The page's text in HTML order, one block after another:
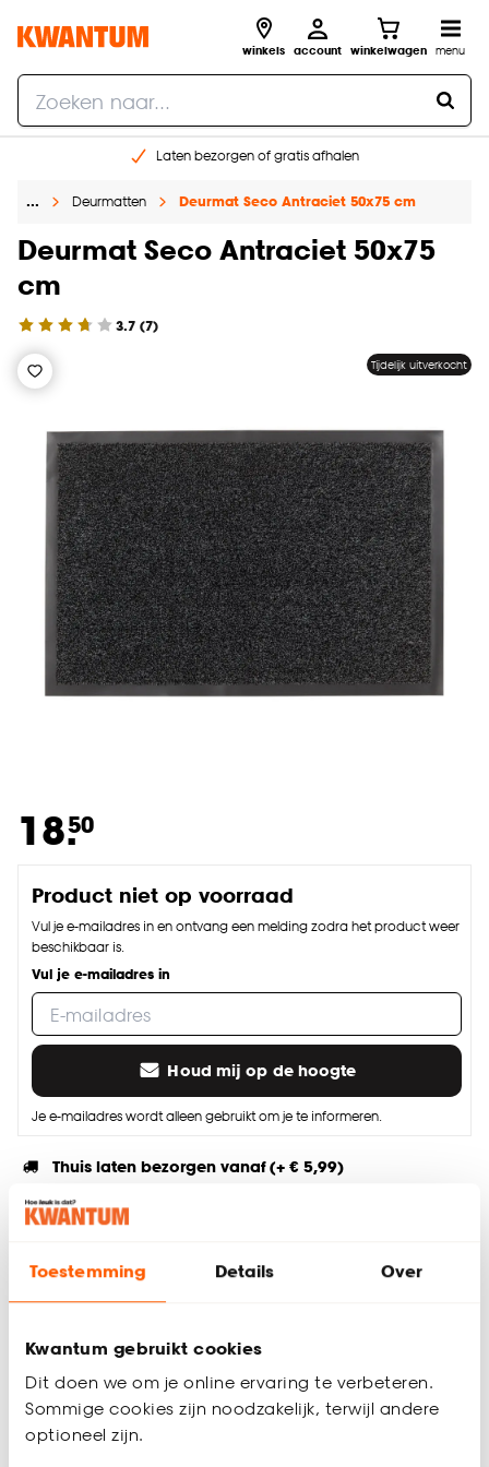
Toestemming Details Over
Kwantum gebruikt cookies
Dit doen we om je online ervaring te verbeteren.
Sommige cookies zijn noodzakelijk, terwijl andere
optioneel zijn.
winkels account winkelwagen menu
Laten bezorgen of gratis afhalen
Gratis raam advies en opmeten aan huis
… Deurmatten Deurmat Seco Antraciet 50x75 cm
Deurmat Seco Antraciet 50x75
cm
3.7 (7)
Tijdelijk uitverkocht
18.50
Product niet op voorraad
Vul je e-mailadres in en ontvang een melding zodra het product weer
beschikbaar is.
Vul je e-mailadres in
Houd mij op de hoogte
Je e-mailadres wordt alleen gebruikt om je te informeren.
Thuis laten bezorgen vanaf (+ € 5,99)
Gratis afhalen in de winkel
Deel jouw product & volg ons op social
Productomschrijving
Deurmat Seco in de kleur antraciet. Wordt gebruikt als